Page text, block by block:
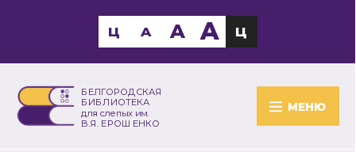
БЕЛГОРОДСКАЯ
БИБЛИОТЕКА
для слепых им.
В.Я. ЕРОШЕНКО
МЕНЮ
Ц A A A Ц